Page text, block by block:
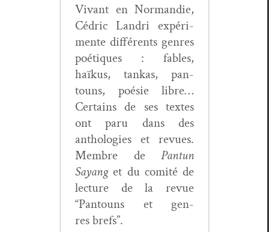
Vivant en Nor­mandie,
Cédric Lan­dri expéri­
mente dif­férents gen­res
poé­tiques : fables,
haïkus, tankas, pan­
touns, poésie libre…
Cer­tains de ses textes
ont paru dans des
antholo­gies et revues.
Mem­bre de Pan­tun
Sayanget du comité de
lec­ture de la revue
“Pan­touns et gen­
res brefs”.